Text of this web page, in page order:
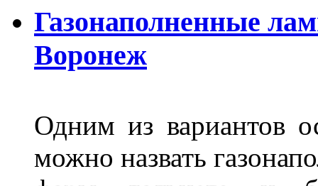
Газонаполненные
Воронеж
Одним из вариантов
можно назвать